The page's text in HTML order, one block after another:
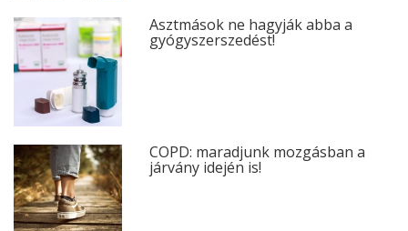
Asztmások ne hagyják abba a
gyógyszerszedést!
COPD: maradjunk mozgásban a
járvány idején is!